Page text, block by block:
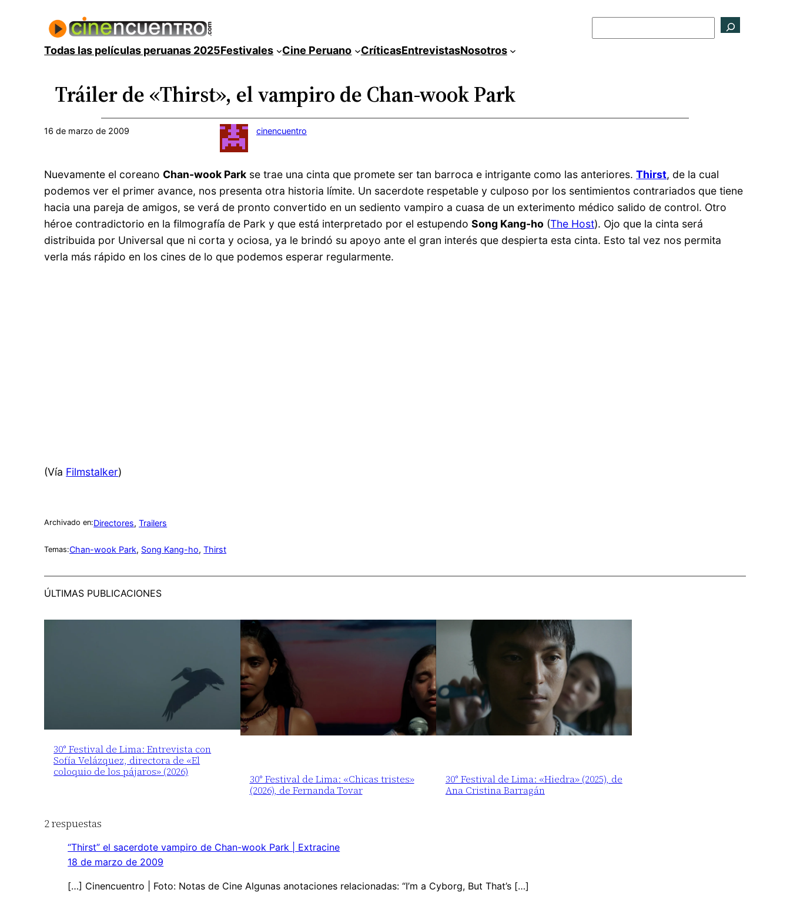
contenidoTodas las películas peruanas 2025Festivales Cine Peruano CríticasEntrevistasNosotros
Tráiler de «Thirst», el vampiro de Chan-wook Park
16 de marzo de 2009 cinencuentro
Nuevamente el coreano Chan-wook Park se trae una cinta que promete ser tan barroca e intrigante como las anteriores.Thirst, de la cual
podemos ver el primer avance, nos presenta otra historia límite. Un sacerdote respetable y culposo por los sentimientos contrariados que tiene
hacia una pareja de amigos, se verá de pronto convertido en un sediento vampiro a cuasa de un exterimento médico salido de control. Otro
héroe contradictorio en la filmografía de Park y que está interpretado por el estupendoSong Kang-ho (The Host). Ojo que la cinta será
distribuida por Universal que ni corta y ociosa, ya le brindó su apoyo ante el gran interés que despierta esta cinta. Esto tal vez nos permita
verla más rápido en los cines de lo que podemos esperar regularmente.
(Vía Filmstalker)
Archivado en:Directores, Trailers
Temas:Chan-wook Park, Song Kang-ho, Thirst
ÚLTIMAS PUBLICACIONES
30° Festival de Lima: Entrevista con
Sofía Velázquez, directora de «El
coloquio de los pájaros» (2026)
30° Festival de Lima: «Chicas tristes»
(2026), de Fernanda Tovar
30° Festival de Lima: «Hiedra» (2025), de
Ana Cristina Barragán
2 respuestas
“Thirst” el sacerdote vampiro de Chan-wook Park | Extracine
18 de marzo de 2009
[…] Cinencuentro | Foto: Notas de Cine Algunas anotaciones relacionadas: “I’m a Cyborg, But That’s […]